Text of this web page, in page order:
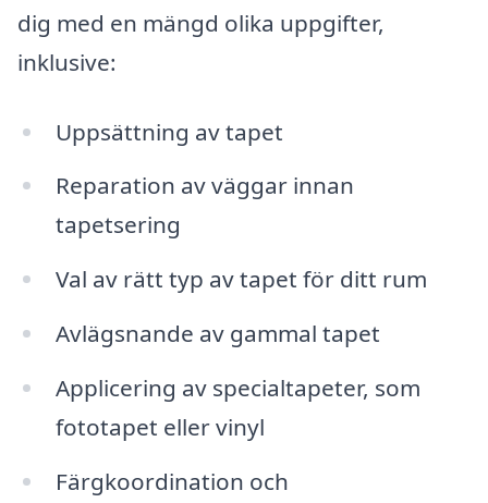
dig med en mängd olika uppgifter,
inklusive:
Uppsättning av tapet
Reparation av väggar innan
tapetsering
Val av rätt typ av tapet för ditt rum
Avlägsnande av gammal tapet
Applicering av specialtapeter, som
fototapet eller vinyl
Färgkoordination och